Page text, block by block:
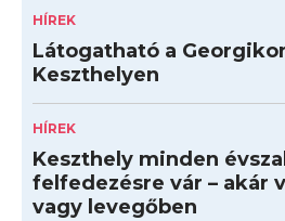
HÍREK
Látogatható a
Keszthelyen
HÍREK
Keszthely minden
felfedezésre vár – akár
vagy levegőben